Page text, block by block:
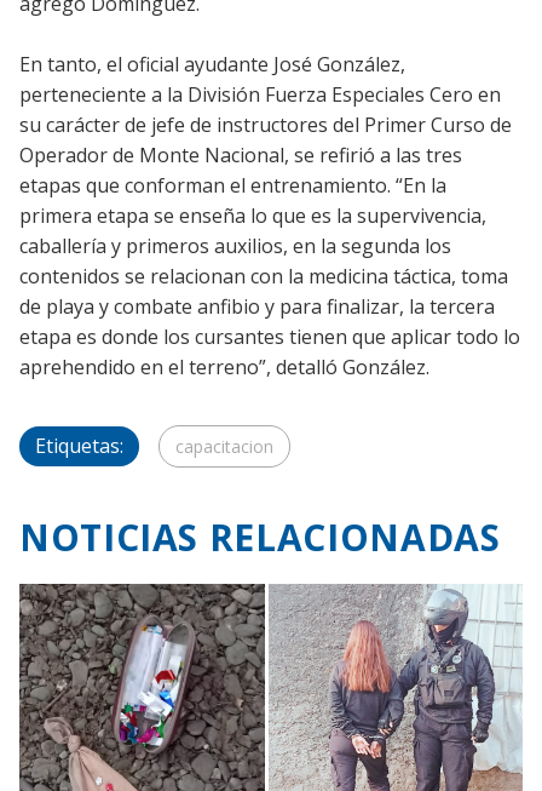
En tanto, el oficial ayudante José González,
perteneciente a la División Fuerza Especiales Cero en
su carácter de jefe de instructores del Primer Curso de
Operador de Monte Nacional, se refirió a las tres
etapas que conforman el entrenamiento. “En la
primera etapa se enseña lo que es la supervivencia,
caballería y primeros auxilios, en la segunda los
contenidos se relacionan con la medicina táctica, toma
de playa y combate anfibio y para finalizar, la tercera
etapa es donde los cursantes tienen que aplicar todo lo
aprehendido en el terreno”, detalló González.
Etiquetas: capacitacion
NOTICIAS RELACIONADAS